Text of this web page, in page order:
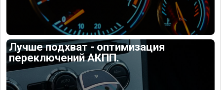
Лучше подхват - оптимизация
переключений АКПП.